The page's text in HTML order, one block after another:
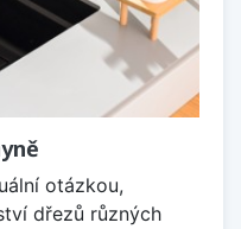
otázkou,
dřezů různých